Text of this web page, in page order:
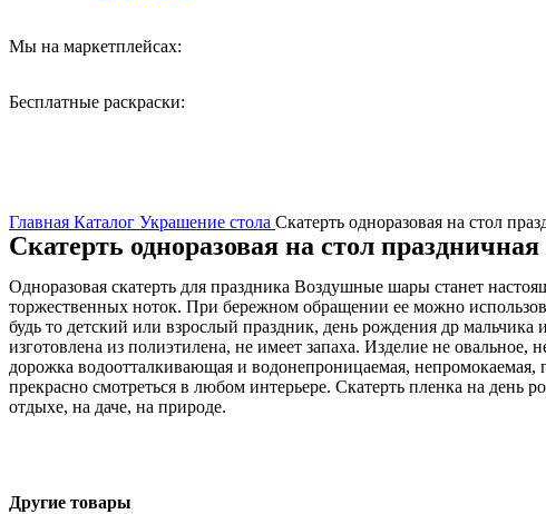
Мы на маркетплейсах:
Бесплатные раскраски:
Главная Каталог Украшение стола Скатерть одноразовая на стол
Скатерть одноразовая на стол
Одноразовая скатерть для праздника Воздушные шары станет
торжественных ноток. При бережном обращении ее можно
будь то детский или взрослый праздник, день рождения др
изготовлена из полиэтилена, не имеет запаха. Изделие не
дорожка водоотталкивающая и водонепроницаемая,
прекрасно смотреться в любом интерьере. Скатерть пленка на день
отдыхе, на даче, на природе.
Другие товары